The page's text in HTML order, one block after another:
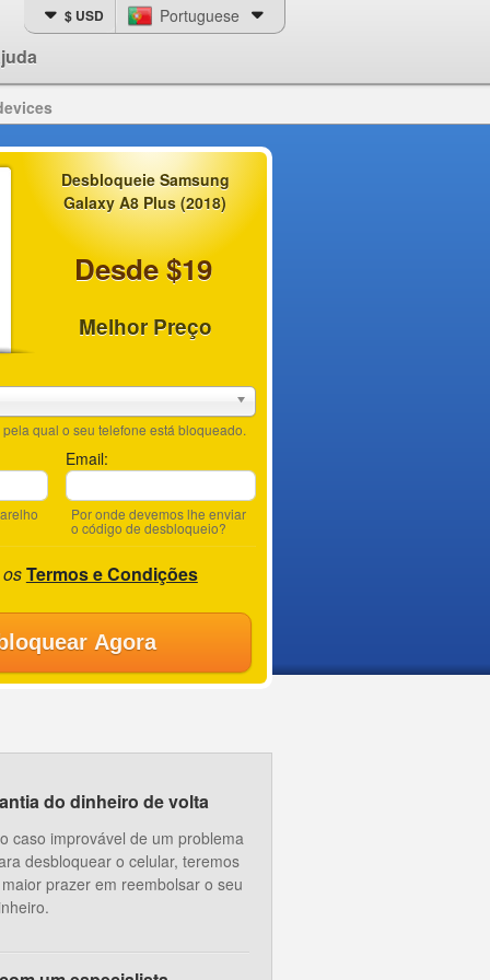
$ USD Portuguese
Desbloqueie Samsung
Galaxy A8 Plus (2018)
Desde $19
Melhor Preço
qual o seu telefone está bloqueado.
Email:
Por onde devemos lhe enviar
o código de desbloqueio?
Termos e Condições
Agora
do dinheiro de volta
caso improvável de um problema
desbloquear o celular, teremos
prazer em reembolsar o seu